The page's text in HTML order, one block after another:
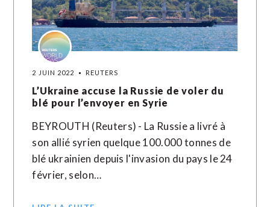
2 JUIN 2022 REUTERS
L’Ukraine accuse la Russie de voler du
blé pour l’envoyer en Syrie
BEYROUTH (Reuters) - La Russie a livré à
son allié syrien quelque 100.000 tonnes de
blé ukrainien depuis l'invasion du pays le 24
février, selon…